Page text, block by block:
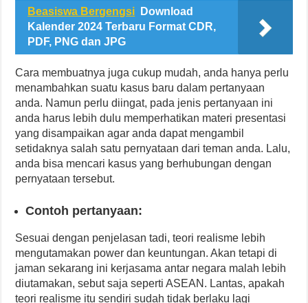
Beasiswa Bergengsi
Download
Kalender 2024 Terbaru Format CDR,
PDF, PNG dan JPG
Cara membuatnya juga cukup mudah, anda hanya perlu
menambahkan suatu kasus baru dalam pertanyaan
anda. Namun perlu diingat, pada jenis pertanyaan ini
anda harus lebih dulu memperhatikan materi presentasi
yang disampaikan agar anda dapat mengambil
setidaknya salah satu pernyataan dari teman anda. Lalu,
anda bisa mencari kasus yang berhubungan dengan
pernyataan tersebut.
Contoh pertanyaan:
Sesuai dengan penjelasan tadi, teori realisme lebih
mengutamakan power dan keuntungan. Akan tetapi di
jaman sekarang ini kerjasama antar negara malah lebih
diutamakan, sebut saja seperti ASEAN. Lantas, apakah
teori realisme itu sendiri sudah tidak berlaku lagi